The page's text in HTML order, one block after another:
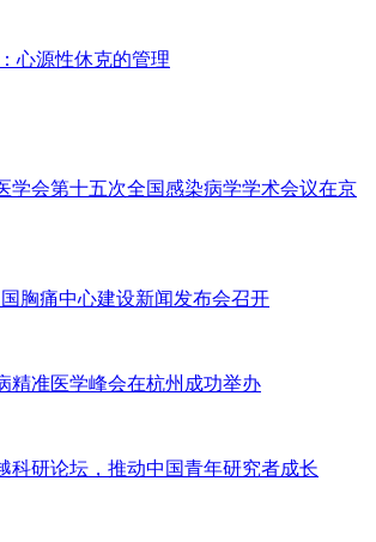
心源性休克的管理
学会第十五次全国感染病学学术会议在京
国胸痛中心建设新闻发布会召开
精准医学峰会在杭州成功举办
科研论坛，推动中国青年研究者成长